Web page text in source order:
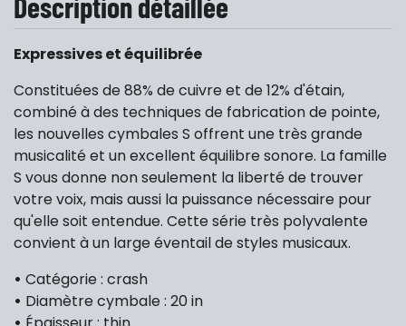
Expressives et équilibrée
Constituées de 88% de cuivre et de 12% d'étain,
combiné à des techniques de fabrication de pointe,
les nouvelles cymbales S offrent une très grande
musicalité et un excellent équilibre sonore. La famille
S vous donne non seulement la liberté de trouver
votre voix, mais aussi la puissance nécessaire pour
qu'elle soit entendue. Cette série très polyvalente
convient à un large éventail de styles musicaux.
• Catégorie : crash
• Diamètre cymbale : 20 in